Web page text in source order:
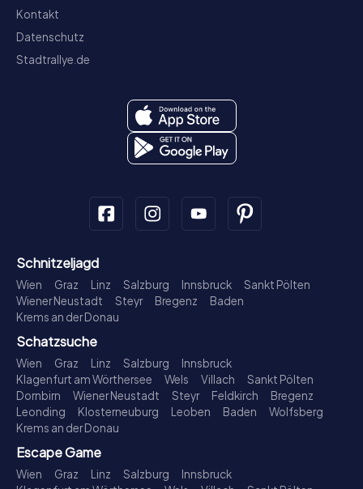
Kontakt
Datenschutz
Stadtrallye.de
Schnitzeljagd
Wien Graz Linz Salzburg Innsbruck
Sankt Pölten
Wiener Neustadt
Steyr Bregenz
Baden
Krems an der Donau
Schatzsuche
Wien Graz Linz Salzburg
Innsbruck
Klagenfurt am Wörthersee
Wels Villach
Sankt Pölten
Dornbirn
Wiener Neustadt Steyr Feldkirch
Bregenz
Leonding
Klosterneuburg Leoben Baden
Wolfsberg
Krems an der Donau
Escape Game
Wien Graz Linz Salzburg
Innsbruck